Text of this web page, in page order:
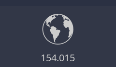
154.015